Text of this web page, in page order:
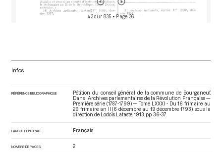
43 sur 835 • Page 36
Infos
RÉFÉRENCE BIBLIOGRAPHIQUE
Pétition du conseil général de la commune de Bourganeuf.
Dans : Archives parlementaires de la Révolution Française —
Première série (1787-1799) — Tome LXXXI - Du 16 frimaire au
29 frimaire an II (6 décembre au 19 décembre 1793) , sous la
direction de Lodoïs Lataste. 1913. pp. 36-37.
LANGUE PRINCIPALE Français
NOMBRE DE PAGES 2